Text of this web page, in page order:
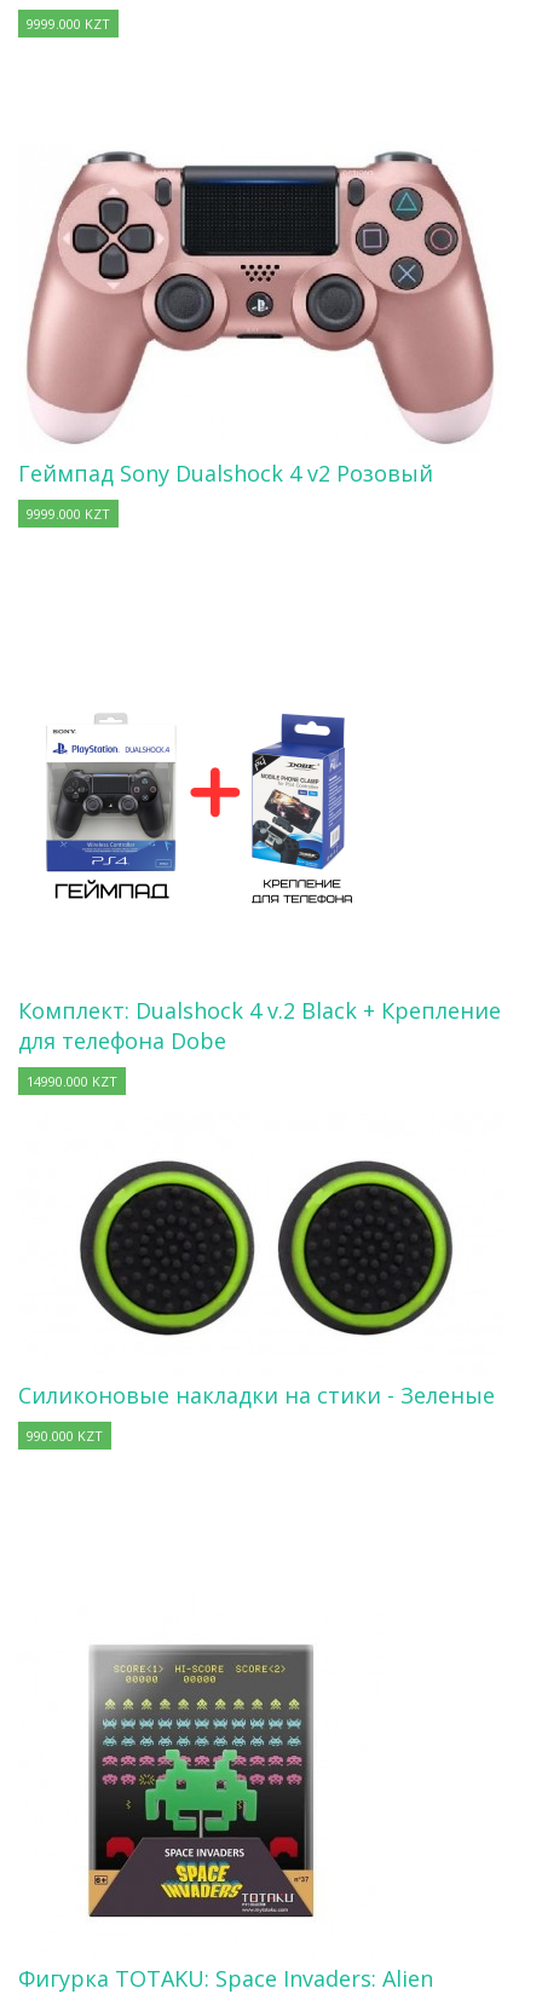
9999.000 KZT
Геймпад Sony Dualshock 4 v2 Розовый
9999.000 KZT
Комплект: Dualshock 4 v.2 Black + Крепление
для телефона Dobe
14990.000 KZT
Силиконовые накладки на стики - Зеленые
990.000 KZT
Фигурка TOTAKU: Space Invaders: Alien